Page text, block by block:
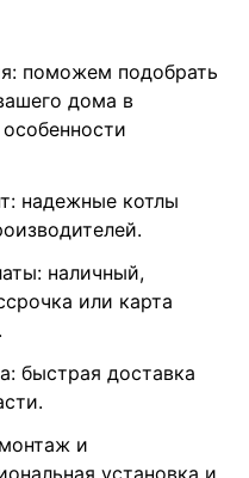
поможем подобрать
дома в
надежные котлы
наличный,
или карта
быстрая доставка
и
установка и